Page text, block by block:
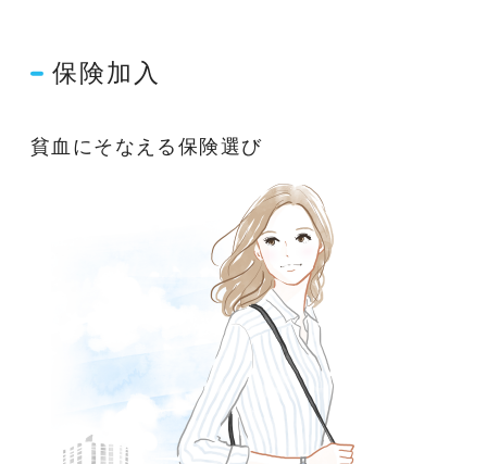
保険加入
貧血にそなえる保険選び